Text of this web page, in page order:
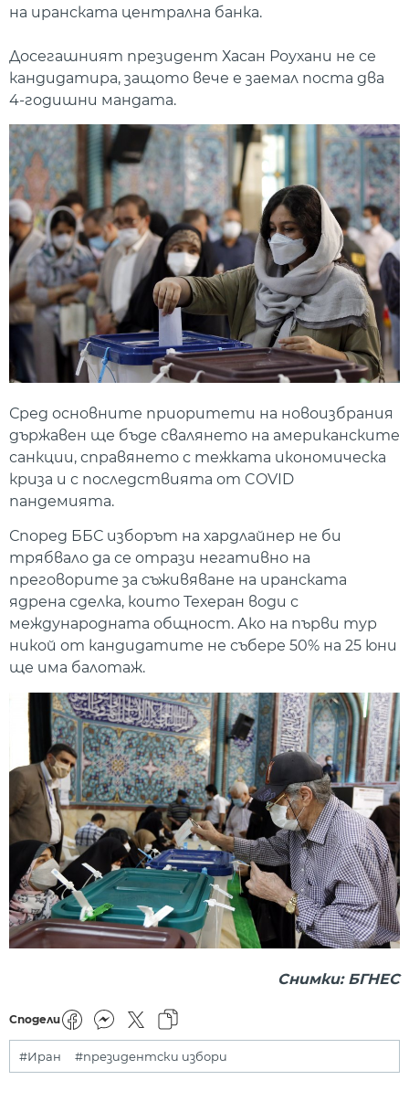
на иранската централна банка.
Досегашният президент Хасан Роухани не се
кандидатира, защото вече е заемал поста два
4-годишни мандата.
Сред основните приоритети на новоизбрания
държавен ще бъде свалянето на американските
санкции, справянето с тежката икономическа
криза и с последствията от COVID
пандемията.
Според ББС изборът на хардлайнер не би
трябвало да се отрази негативно на
преговорите за съживяване на иранската
ядрена сделка, които Техеран води с
международната общност. Ако на първи тур
никой от кандидатите не събере 50% на 25 юни
ще има балотаж.
Снимки: БГНЕС
Сподели
#Иран #президентски избори